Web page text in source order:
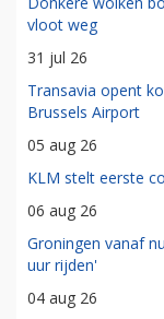
vloot weg
31 jul 26
Transavia opent
Brussels Airport
05 aug 26
KLM stelt eerste
06 aug 26
Groningen vanaf
uur rijden'
04 aug 26